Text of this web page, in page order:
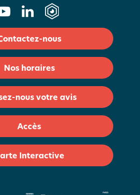
nous
Nos horaires
nous votre avis
Accès
Interactive